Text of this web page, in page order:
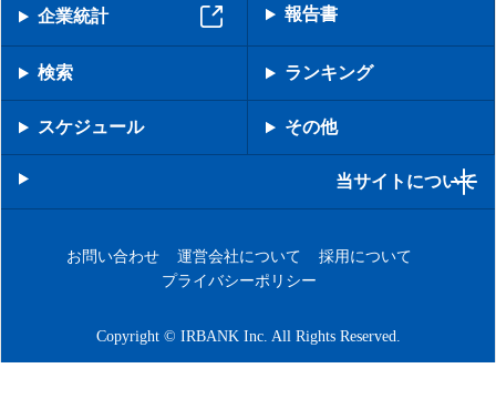
企業統計 報告書
検索 ランキング
スケジュール その他
当サイトについて
お問い合わせ 運営会社について
採用について
プライバシーポリシー
Copyright © IRBANK Inc. All Rights Reserved.